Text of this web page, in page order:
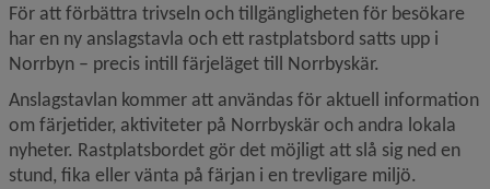
För att förbättra trivseln och tillgängligheten för besökare
har en ny anslagstavla och ett rastplatsbord satts upp i
Norrbyn – precis intill färjeläget till Norrbyskär.
Anslagstavlan kommer att användas för aktuell information
om färjetider, aktiviteter på Norrbyskär och andra lokala
nyheter. Rastplatsbordet gör det möjligt att slå sig ned en
stund, fika eller vänta på färjan i en trevligare miljö.